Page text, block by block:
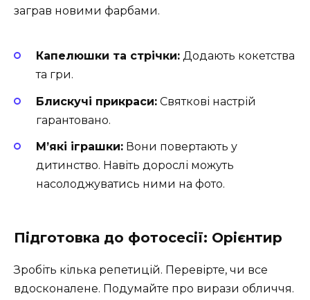
заграв новими фарбами.
Капелюшки та стрічки: Додають кокетства
та гри.
Блискучі прикраси: Святкові настрій
гарантовано.
М’які іграшки: Вони повертають у
дитинство. Навіть дорослі можуть
насолоджуватись ними на фото.
Підготовка до фотосесії: Орієнтир
Зробіть кілька репетицій. Перевірте, чи все
вдосконалене. Подумайте про вирази обличчя.